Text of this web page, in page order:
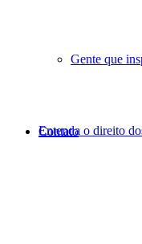
Gente que
Contato
Entenda o direito